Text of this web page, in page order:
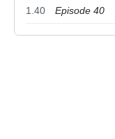
1.40 Episode 40